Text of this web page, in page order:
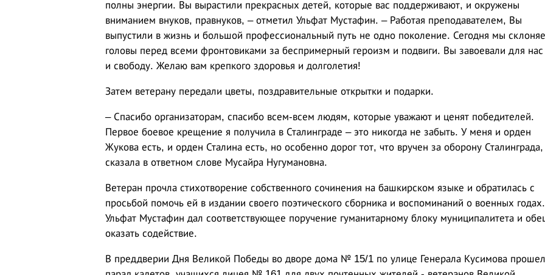
полны энергии. Вы вырастили прекрасных детей, которые вас поддерживают, и окружены
вниманием внуков, правнуков, – отметил Ульфат Мустафин. – Работая преподавателем, Вы
выпустили в жизнь и большой профессиональный путь не одно поколение. Сегодня мы
головы перед всеми фронтовиками за беспримерный героизм и подвиги. Вы завоевали для
и свободу. Желаю вам крепкого здоровья и долголетия!
Затем ветерану передали цветы, поздравительные открытки и подарки.
– Спасибо организаторам, спасибо всем-всем людям, которые уважают и ценят победителей.
Первое боевое крещение я получила в Сталинграде – это никогда не забыть. У меня и орден
Жукова есть, и орден Сталина есть, но особенно дорог тот, что вручен за оборону
сказала в ответном слове Мусайра Нугумановна.
Ветеран прочла стихотворение собственного сочинения на башкирском языке и обратилась с
просьбой помочь ей в издании своего поэтического сборника и воспоминаний о военных годах.
Ульфат Мустафин дал соответствующее поручение гуманитарному блоку муниципалитета и
оказать содействие.
В преддверии Дня Великой Победы во дворе дома № 15/1 по улице Генерала Кусимова прошел